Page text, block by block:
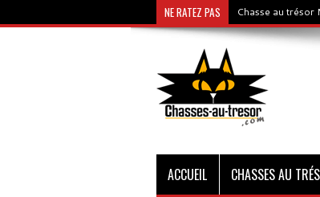
NE RATEZ PAS Chasse au
ACCUEIL CHASSES AU